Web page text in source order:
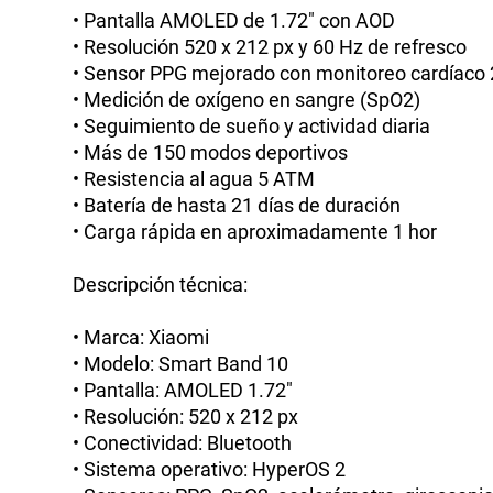
• Pantalla AMOLED de 1.72" con AOD
• Resolución 520 x 212 px y 60 Hz de refresco
• Sensor PPG mejorado con monitoreo cardíaco
• Medición de oxígeno en sangre (SpO2)
• Seguimiento de sueño y actividad diaria
• Más de 150 modos deportivos
• Resistencia al agua 5 ATM
• Batería de hasta 21 días de duración
• Carga rápida en aproximadamente 1 hor
Descripción técnica:
• Marca: Xiaomi
• Modelo: Smart Band 10
• Pantalla: AMOLED 1.72"
• Resolución: 520 x 212 px
• Conectividad: Bluetooth
• Sistema operativo: HyperOS 2